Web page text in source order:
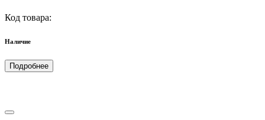
Код товара:
Наличие
Подробнее